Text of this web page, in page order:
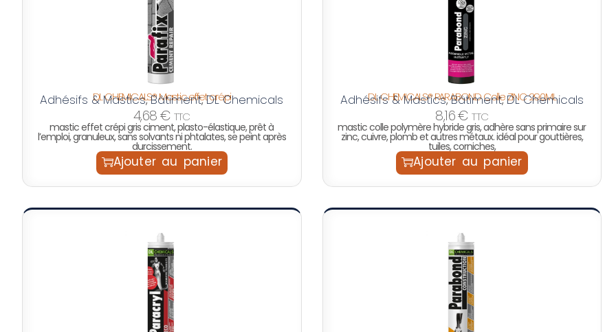
DL CHEMICALS® Mastic effet crépi
Adhésifs & Mastics,Bâtiment,DL Chemicals
4,68€ TTC
mastic effet crépi gris ciment, plasto-élastique, prêt à
l’emploi, granuleux, sans solvants ni phtalates, se peint après
durcissement.
Ajouter au panier
DL CHEMICALS® PARABOND Colle ZINC 290ML
Adhésifs & Mastics,Bâtiment,DL Chemicals
8,16€ TTC
mastic colle polymère hybride gris, adhère sans primaire sur
zinc, cuivre, plomb et autres métaux. idéal pour gouttières,
tuiles, corniches,
Ajouter au panier